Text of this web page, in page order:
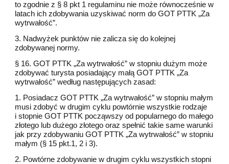
to zgodnie z § 8 pkt 1 regulaminu nie może równocześnie w
latach ich zdobywania uzyskiwać norm do GOT PTTK „Za
wytrwałość”.
3. Nadwyżek punktów nie zalicza się do kolejnej
zdobywanej normy.
§ 16. GOT PTTK „Za wytrwałość” w stopniu dużym może
zdobywać turysta posiadający małą GOT PTTK „Za
wytrwałość” według następujących zasad:
1. Posiadacz GOT PTTK „Za wytrwałość” w stopniu małym
musi zdobyć w drugim cyklu powtórnie wszystkie rodzaje
i stopnie GOT PTTK począwszy od popularnego do małego
złotego lub dużego złotego oraz spełnić takie same warunki
jak przy zdobywaniu GOT PTTK „Za wytrwałość” w stopniu
małym (§ 15 pkt.1, 2 i 3).
2. Powtórne zdobywanie w drugim cyklu wszystkich stopni